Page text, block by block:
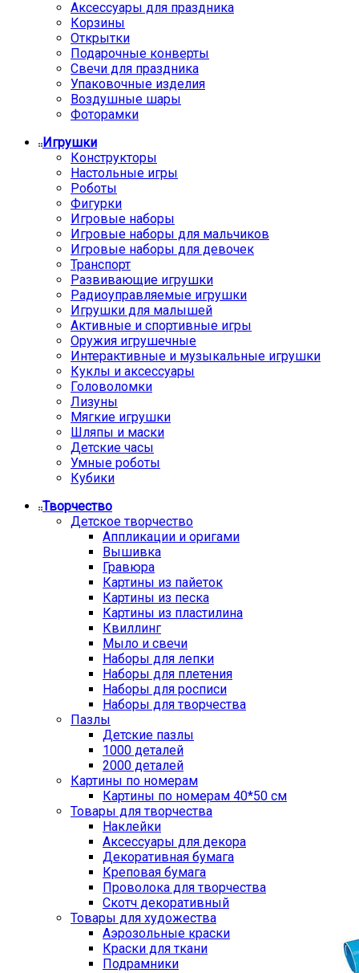
Аксессуары для праздника
Корзины
Открытки
Подарочные конверты
Свечи для праздника
Упаковочные изделия
Воздушные шары
Фоторамки
Игрушки
Конструкторы
Настольные игры
Роботы
Фигурки
Игровые наборы
Игровые наборы для мальчиков
Игровые наборы для девочек
Транспорт
Развивающие игрушки
Радиоуправляемые игрушки
Игрушки для малышей
Активные и спортивные игры
Оружия игрушечные
Интерактивные и музыкальные игрушки
Куклы и аксессуары
Головоломки
Лизуны
Мягкие игрушки
Шляпы и маски
Детские часы
Умные роботы
Кубики
Творчество
Детское творчество
Аппликации и оригами
Вышивка
Гравюра
Картины из пайеток
Картины из песка
Картины из пластилина
Квиллинг
Мыло и свечи
Наборы для лепки
Наборы для плетения
Наборы для росписи
Наборы для творчества
Пазлы
Детские пазлы
1000 деталей
2000 деталей
Картины по номерам
Картины по номерам 40*50 см
Товары для творчества
Наклейки
Аксессуары для декора
Декоративная бумага
Креповая бумага
Проволока для творчества
Скотч декоративный
Товары для художества
Аэрозольные краски
Краски для ткани
Подрамники